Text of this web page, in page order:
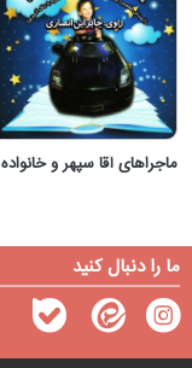
ماجراهای آقا سپهر و خانواده
ما را دنبال کنید